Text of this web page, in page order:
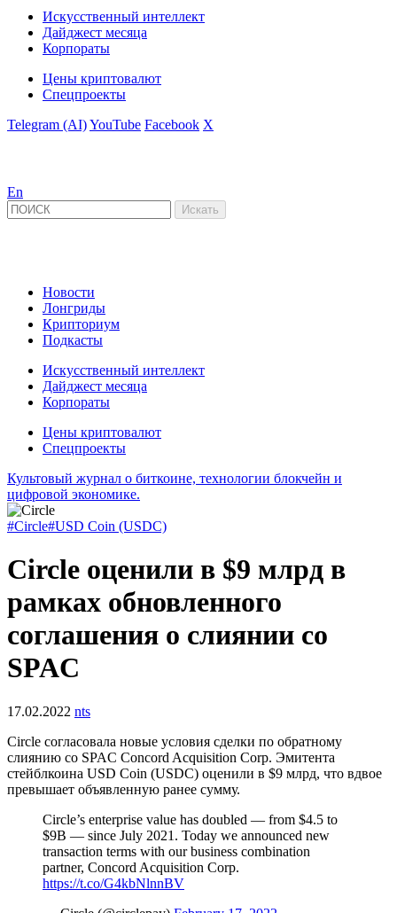
Искусственный интеллект
Дайджест месяца
Корпораты
Цены криптовалют
Спецпроекты
Telegram (AI)YouTube Facebook X
En
Новости
Лонгриды
Крипториум
Подкасты
Искусственный интеллект
Дайджест месяца
Корпораты
Цены криптовалют
Спецпроекты
Культовый журнал о биткоине, технологии блокчейн и
цифровой экономике.
#Circle#USD Coin (USDC)
Circle оценили в $9 млрд в
рамках обновленного
соглашения о слиянии со
SPAC
17.02.2022 nts
Circle согласовала новые условия сделки по обратному
слиянию со SPAC Concord Acquisition Corp. Эмитента
стейблкоина USD Coin (USDC) оценили в $9 млрд, что вдвое
превышает объявленную ранее сумму.
Circle’s enterprise value has doubled — from $4.5 to
$9B — since July 2021. Today we announced new
transaction terms with our business combination
partner, Concord Acquisition Corp.
https://t.co/G4kbNlnnBV